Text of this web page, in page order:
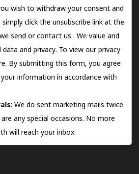
wish to withdraw your consent and
click the unsubscribe link at the
send orcontact us . We value and
and privacy. To view our privacy
By submitting this form, you agree
information in accordance with
: We do sent marketing mails twice
any special occasions. No more
will reach your inbox.